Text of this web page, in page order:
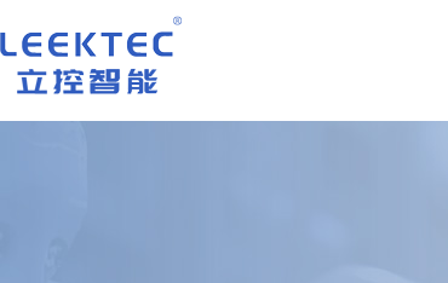
深圳市立控智能科技有限公司